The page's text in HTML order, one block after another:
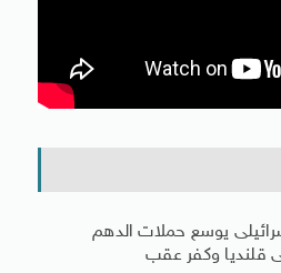
يوسع حملات الدهم
قلنديا وكفر عقب